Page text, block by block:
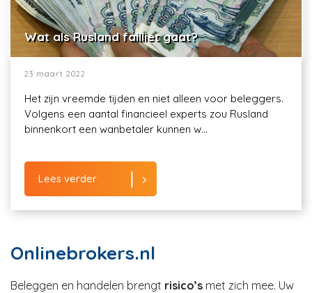
Wat als Rusland failliet gaat?
23 maart 2022
Het zijn vreemde tijden en niet alleen voor beleggers.
Volgens een aantal financieel experts zou Rusland
binnenkort een wanbetaler kunnen w...
Lees verder
Onlinebrokers.nl
Beleggen en handelen brengt risico’s met zich mee. Uw